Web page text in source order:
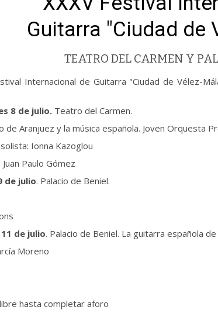
Guitarra "Ciudad de
TEATRO DEL CARMEN Y
Internacional de Guitarra "Ciudad de Vélez-
8 de julio. Teatro del Carmen.
de Aranjuez y la música española. Joven Orquesta
Ionna Kazoglou
Paulo Gómez
de julio. Palacio de Beniel.
de julio. Palacio de Beniel. La guitarra española
Moreno
hasta completar aforo